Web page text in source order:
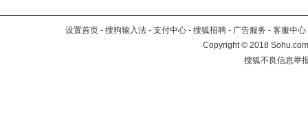
设置首页 - 搜狗输入法 - 支付中心 - 搜狐招聘 - 广告服务 - 客服中心
Copyright©2018
搜狐不良信息举